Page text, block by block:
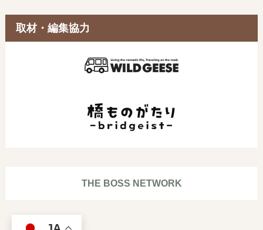
イ
ブ
取材・編集協力
THE BOSS NETWORK